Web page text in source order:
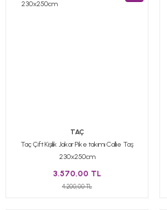
TAÇ
Taç Çift Kişilik Jakar Pike takımı Callıe Taş
230x250cm
3.570,00 TL
4.200,00 TL